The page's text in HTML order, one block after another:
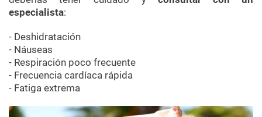
especialista:
- Deshidratación
- Náuseas
- Respiración poco frecuente
- Frecuencia cardíaca rápida
- Fatiga extrema